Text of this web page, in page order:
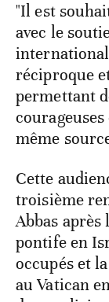
"Il est
avec le
réciproque
permettant
même
Cette
troisième
Abbas après
pontife en
occupés et
au Vatican